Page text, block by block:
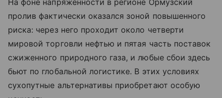
пролив фактически оказался зоной повышенного
риска: через него проходит около четверти
мировой торговли нефтью и пятая часть поставок
сжиженного природного газа, и любые сбои здесь
бьют по глобальной логистике. В этих условиях
сухопутные альтернативы приобретают особую